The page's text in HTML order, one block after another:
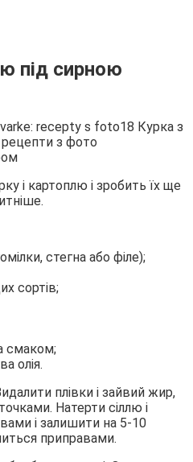
під сирною
і картоплю і зробить їх ще
стегна або філе);
сортів;
смаком;
олія.
плівки і зайвий жир,
Натерти сіллю і
і залишити на 5-10
приправами.